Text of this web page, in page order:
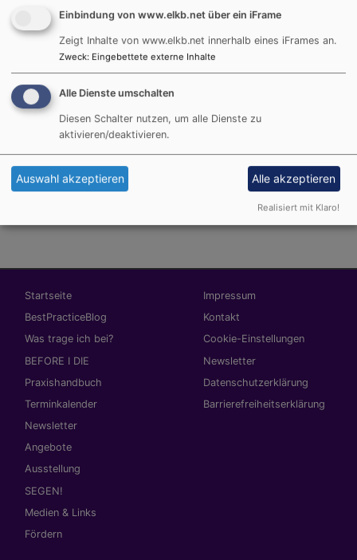
Herausforderungen verbindet?
Der Abend wurde Kooperation zwischen BRÜCKE-KÖPRÜ(Pfarrer
(Salih Spiewok) und der Pfarrei Röthenbach – Eibach – Reichelsdorf
(Pfarrerin Eva Kaplick)veranstaltet.
Weitere Eindrücke von diesem Abend finden Sie im folgenden Artikel,
der von H.Paulus für das Heinrichsblatt verfasst wurde.
583.94 KB
Hauptnavigation
Startseite
BestPracticeBlog
Was trage ich bei?
BEFORE I DIE
Praxishandbuch
Terminkalender
Newsletter
Angebote
Ausstellung
SEGEN!
Medien & Links
Fördern
Fußbereichsmenü
Impressum
Kontakt
Cookie-Einstellungen
Newsletter
Datenschutzerklärung
Barrierefreiheitserklärung
Einbindung von www.elkb.net über ein iFrame
Zeigt Inhalte von www.elkb.net innerhalb eines iFrames an.
Zweck: Eingebettete externe Inhalte
Alle Dienste umschalten
Diesen Schalter nutzen, um alle Dienste zu
aktivieren/deaktivieren.
Auswahl akzeptieren Alle akzeptieren
Realisiert mit Klaro!